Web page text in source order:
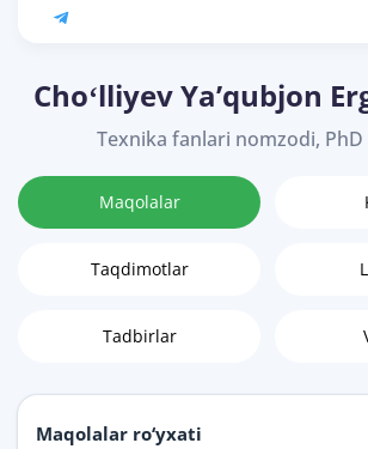
Choʻlliyev Yaʼqubjon
Texnika fanlari nomzodi,
Maqolalar
Taqdimotlar
Tadbirlar
Maqolalar ro‘yxati